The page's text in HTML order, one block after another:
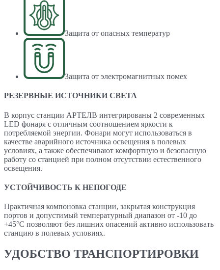
Защита от опасных температур
Защита от электромагнитных помех
РЕЗЕРВНЫЕ ИСТОЧНИКИ СВЕТА
В корпус станции АРТЕЛВ интегрированы 2 современных
LED фонаря с отличным соотношением яркости к
потребляемой энергии. Фонари могут использоваться в
качестве аварийного источника освещения в полевых
условиях, а также обеспечивают комфортную и безопасную
работу со станцией при полном отсутствии естественного
освещения.
УСТОЙЧИВОСТЬ К НЕПОГОДЕ
Практичная компоновка станции, закрытая конструкция
портов и допустимый температурный диапазон от -10 до
+45°C позволяют без лишних опасений активно использовать
станцию в полевых условиях.
УДОБСТВО ТРАНСПОРТИРОВКИ